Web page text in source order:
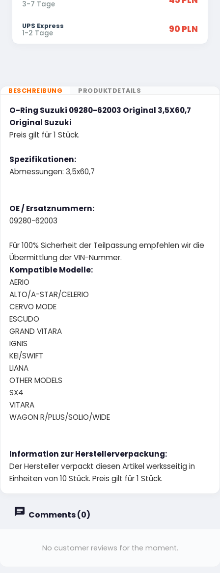
3-7 Tage
UPS Express
1-2 Tage 90 PLN
BESCHREIBUNG PRODUKTDETAILS
O-Ring Suzuki 09280-62003 Original 3,5X60,7
Original Suzuki
Preis gilt für 1 Stück.
Spezifikationen:
Abmessungen: 3,5x60,7
OE / Ersatznummern:
09280-62003
Für 100% Sicherheit der Teilpassung empfehlen wir die
Übermittlung der VIN-Nummer.
Kompatible Modelle:
AERIO
ALTO/A-STAR/CELERIO
CERVO MODE
ESCUDO
GRAND VITARA
IGNIS
KEI/SWIFT
LIANA
OTHER MODELS
SX4
VITARA
WAGON R/PLUS/SOLIO/WIDE
Information zur Herstellerverpackung:
Der Hersteller verpackt diesen Artikel werksseitig in
Einheiten von 10 Stück. Preis gilt für 1 Stück.
Comments (0)
No customer reviews for the moment.